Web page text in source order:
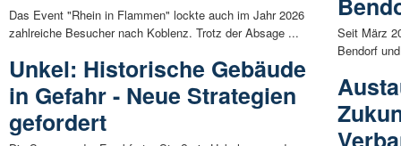
Das Event "Rhein in Flammen" lockte auch im Jahr 2026
zahlreiche Besucher nach Koblenz. Trotz der Absage ...
Unkel: Historische Gebäude
in Gefahr - Neue Strategien
gefordert
Seit März
Bendorf